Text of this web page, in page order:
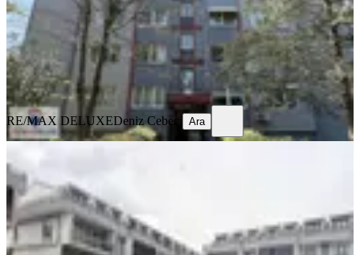
6.150.000 ₺
RE/MAX DELUXEDeniz Cebeci
Ara
RE/MAX DELUXEDeniz Cebeci Ara
İzmit, Yahyakaptan Mahallesi
3+1·160 m²·Yüksek giriş·12.04.2026